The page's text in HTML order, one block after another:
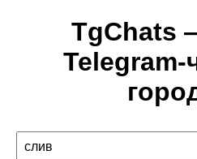
TgChats
Telegram-